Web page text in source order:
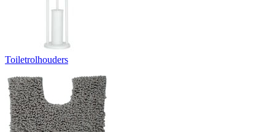
Toiletrolhouders